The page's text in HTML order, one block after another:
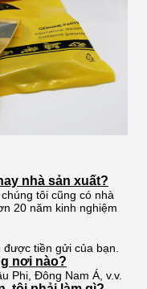
nhà sản xuất?
tôi cũng có nhà
20 năm kinh nghiệm
được tiền gửi của bạn.
nơi nào?
Phi, Đông Nam Á, v.v.